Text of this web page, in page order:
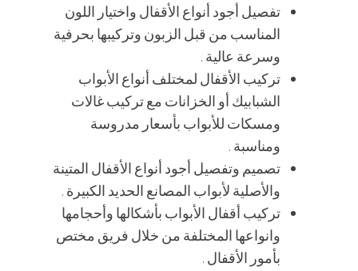
تفصيل أجود أنواع الأقفال واختيار اللون
المناسب من قبل الزبون وتركيبها بحرفية
وسرعة عالية .
تركيب الأقفال لمختلف أنواع الأبواب
الشبابيك أو الخزانات مع تركيب غالات
ومسكات للأبواب بأسعار مدروسة
ومناسبة .
تصميم وتفصيل أجود أنواع الأقفال المتينة
والأصلية لأبواب المصانع الحديد الكبيرة .
تركيب أقفال الأبواب بأشكالها وأحجامها
وانواعها المختلفة من خلال فريق مختص
بأمور الأقفال .